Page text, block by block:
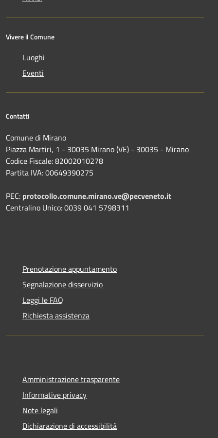
Vivere il Comune
Luoghi
Eventi
Contatti
Comune di Mirano
Piazza Martiri, 1 - 30035 Mirano (VE) - 30035 - Mirano
Codice Fiscale: 82002010278
Partita IVA: 00649390275
PEC: protocollo.comune.mirano.ve@pecveneto.it
Centralino Unico: 0039 041 5798311
Prenotazione appuntamento
Segnalazione disservizio
Leggi le FAQ
Richiesta assistenza
Amministrazione trasparente
Informative privacy
Note legali
Dichiarazione di accessibilità